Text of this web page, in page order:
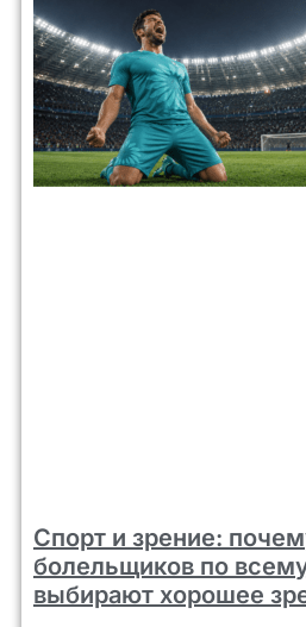
Спорт и зрение:
болельщиков по
выбирают хорошее